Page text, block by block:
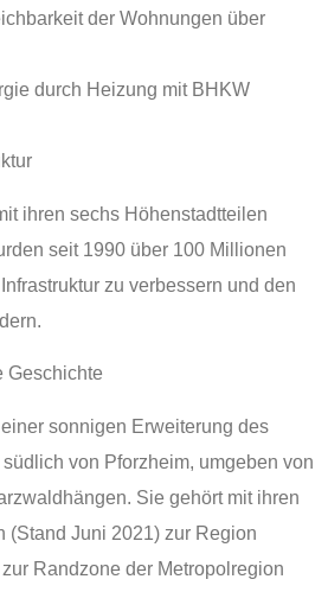
der Wohnungen über
durch Heizung mit BHKW
ihren sechs Höhenstadtteilen
seit 1990 über 100 Millionen
zu verbessern und den
Geschichte
sonnigen Erweiterung des
von Pforzheim, umgeben von
Sie gehört mit ihren
(Stand Juni 2021) zur Region
Randzone der Metropolregion